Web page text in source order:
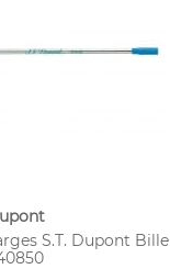
S.T. Dupont Bille